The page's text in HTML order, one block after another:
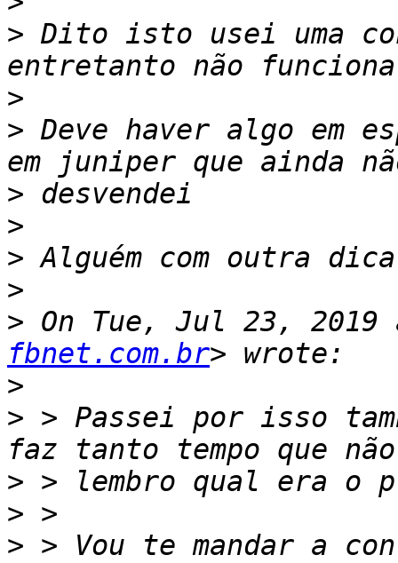
> Dito isto usei uma
>
> Deve haver algo em
>
>
>
>
> On Tue, Jul 23, 2019
fbnet.com.br
>
> > Passei por isso
>
>
> > Vou te mandar a